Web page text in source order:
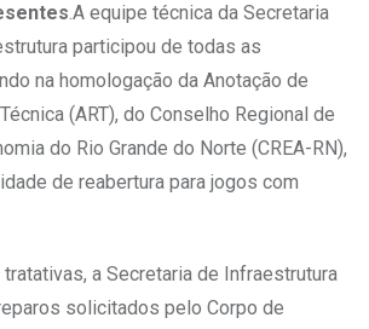
.A equipe técnica da Secretaria
participou de todas as
na homologação da Anotação de
(ART), do Conselho Regional de
do Rio Grande do Norte (CREA-RN),
de reabertura para jogos com
a Secretaria de Infraestrutura
solicitados pelo Corpo de